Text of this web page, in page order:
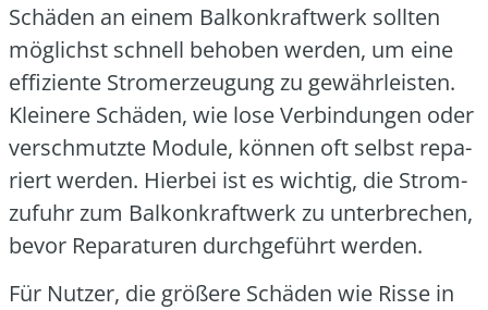
Schä­den an einem Bal­kon­kraft­werk soll­ten
mög­lichst schnell beho­ben wer­den, um eine
effi­zi­en­te Strom­erzeu­gung zu gewähr­leis­ten.
Klei­ne­re Schä­den, wie lose Ver­bin­dun­gen oder
ver­schmutz­te Modu­le, kön­nen oft selbst repa­
riert wer­den. Hier­bei ist es wich­tig, die Strom­
zu­fuhr zum Bal­kon­kraft­werk zu unter­bre­chen,
bevor Repa­ra­tu­ren durch­ge­führt wer­den.
Für Nut­zer, die grö­ße­re Schä­den wie Ris­se in